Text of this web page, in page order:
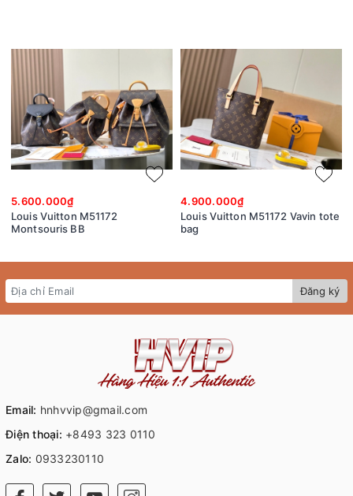
5.600.000₫
Louis Vuitton M51172
Montsouris BB
4.900.000₫
Louis Vuitton M51172 Vavin tote
bag
Đăng ký
Email: hnhvvip@gmail.com
Điện thoại: +8493 323 0110
Zalo: 0933230110